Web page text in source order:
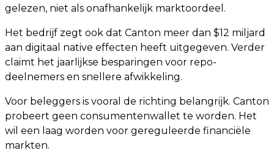
gelezen, niet als onafhankelijk marktoordeel.
Het bedrijf zegt ook dat Canton meer dan $12 miljard
aan digitaal native effecten heeft uitgegeven. Verder
claimt het jaarlijkse besparingen voor repo-
deelnemers en snellere afwikkeling.
Voor beleggers is vooral de richting belangrijk. Canton
probeert geen consumentenwallet te worden. Het
wil een laag worden voor gereguleerde financiële
markten.